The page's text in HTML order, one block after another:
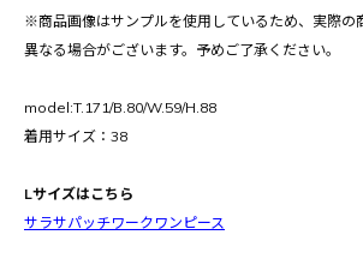
※商品画像はサンプルを使用しているため、実際の
異なる場合がございます。予めご了承ください。
model:T.171/B.80/W.59/H.88
着用サイズ：38
Lサイズはこちら
サラサパッチワークワンピース